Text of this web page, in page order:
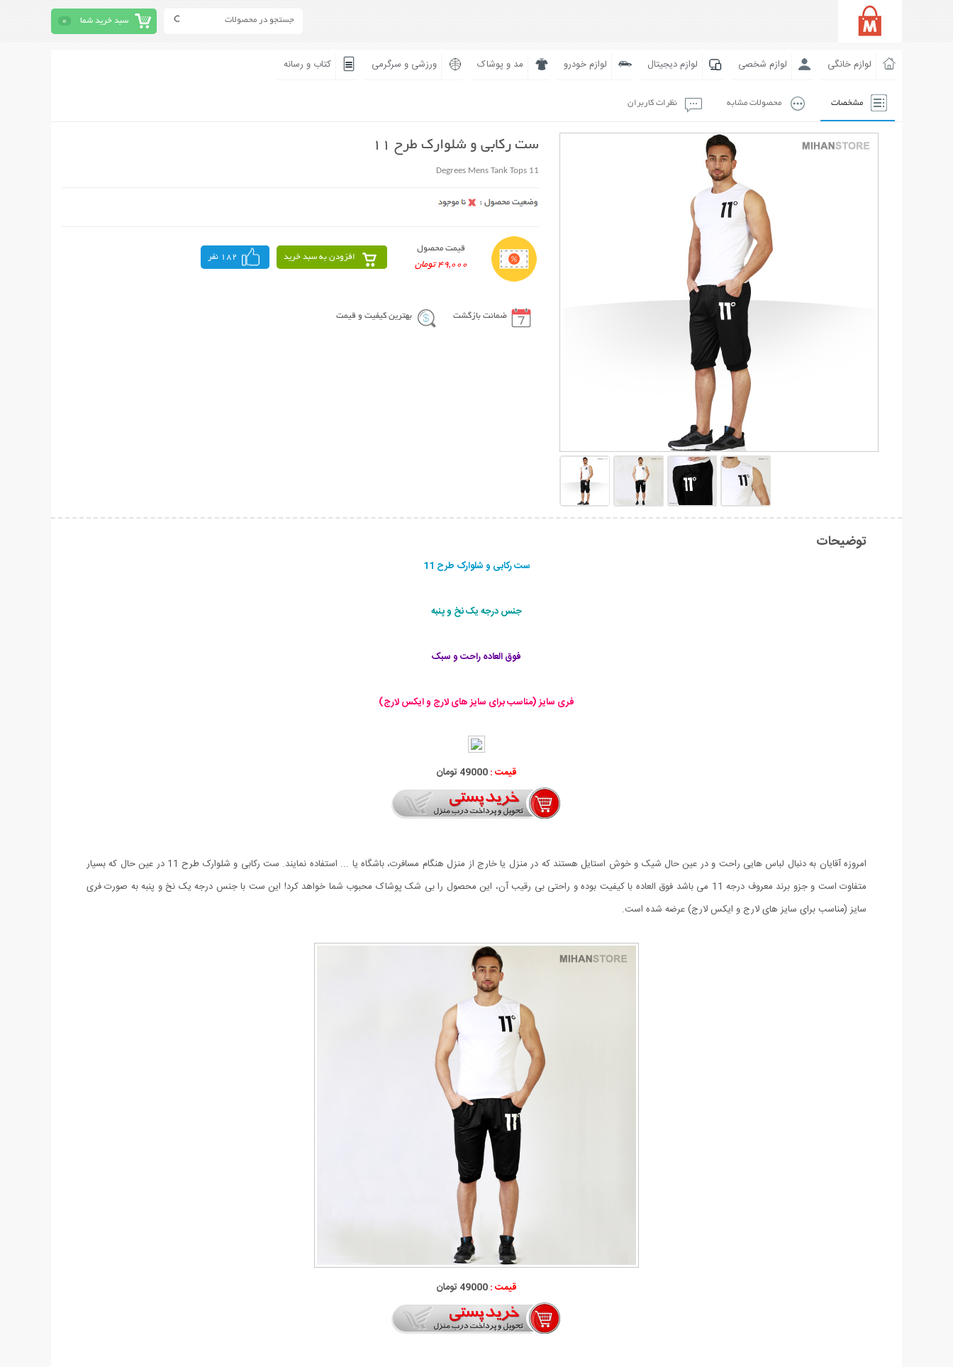
سبد خرید شما 0
لوازم خانگی لوازم شخصی لوازم دیجیتال لوازم خودرو مد و پوشاک ورزشی و سرگرمی کتاب و رسانه
مشخصات محصولات مشابه نظرات کاربران
ست رکابی و شلوارک طرح 11
11 Degrees Mens Tank Tops
قیمت محصول
49,000 تومان
افزودن به سبد خرید 182 نفر
ضمانت بازگشت بهترین کیفیت و قیمت
توضیحات
ست رکابی و شلوارک طرح 11
جنس درجه یک نخ و پنبه
فوق العاده راحت و سبک
فری سایز (مناسب برای سایز های لارج و ایکس لارج)
قیمت :49000 تومان
امروزه آقایان به دنبال لباس هایی راحت و در عین حال شیک و خوش استایل هستند که در منزل یا خارج از منزل هنگام مسافرت، باشگاه یا ... استفاده نمایند. ست رکابی و شلوارک طرح 11 در عین حال که بسیار
متفاوت است و جزو برند معروف درجه 11 می باشد فوق العاده با کیفیت بوده و راحتی بی رقیب آن، این محصول را بی شک پوشاک محبوب شما خواهد کرد! این ست با جنس درجه یک نخ و پنبه به صورت فری
سایز (مناسب برای سایز های لارج و ایکس لارج) عرضه شده است.
قیمت :49000 تومان